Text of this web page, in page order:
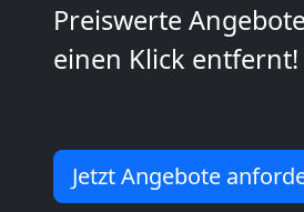
Preiswerte
einen Klick entfernt!
Jetzt Angebote
Wiener
Mini